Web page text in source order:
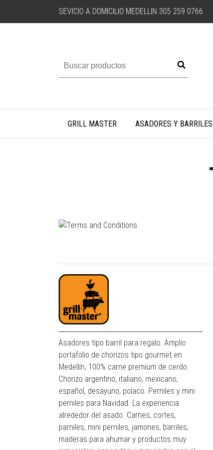
SEVICIO A DOMICILIO MEDELLIN 305 259 0766
GRILL MASTER ASADORES Y BARRILES
Asadores tipo barril para regalo. Amplio
portafolio de chorizos tipo gourmet en
Medellín, 100% carne premium de cerdo.
Chorizo argentino, italiano, mexicano,
español, desayuno, polaco. Perniles y mini
perniles para Navidad. La experiencia
alrededor del asado. Carnes, cortes,
parniles, mini perniles, jamones, barriles,
maderas para ahumar y productos muy